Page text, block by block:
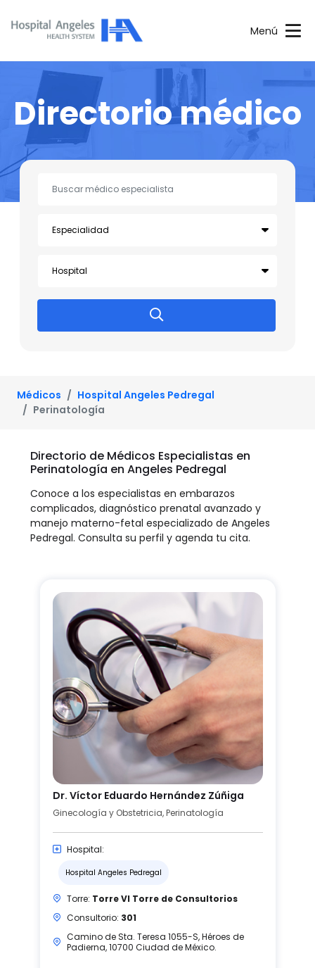
Menú
Directorio médico
Médicos
Hospital Angeles Pedregal
Perinatología
Directorio de Médicos Especialistas en
Perinatología en Angeles Pedregal
Conoce a los especialistas en embarazos
complicados, diagnóstico prenatal avanzado y
manejo materno-fetal especializado de Angeles
Pedregal. Consulta su perfil y agenda tu cita.
Dr. Víctor Eduardo Hernández Zúñiga
Ginecología y Obstetricia, Perinatología
Hospital:
Hospital Angeles Pedregal
Torre: Torre VI Torre de Consultorios
Consultorio: 301
Camino de Sta. Teresa 1055-S, Héroes de
Padierna, 10700 Ciudad de México.